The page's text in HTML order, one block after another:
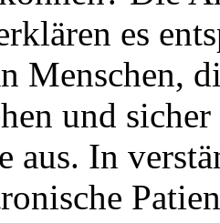
es
Menschen,
und
aus. In